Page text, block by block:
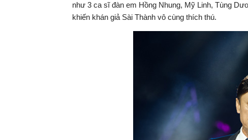
như 3 ca sĩ đàn em Hồng Nhung, Mỹ Linh, Tùng
khiến khán giả Sài Thành vô cùng thích thú.